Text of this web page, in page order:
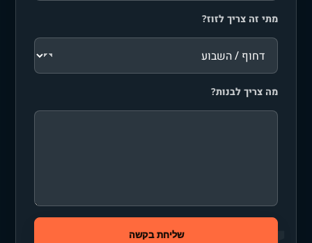
מתי זה צריך לזוז?
מה צריך לבנות?
שליחת בקשה